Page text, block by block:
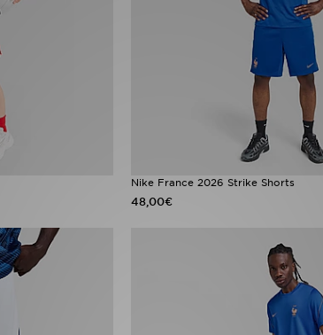
Nike France 2026 Strike Shorts
48,00€